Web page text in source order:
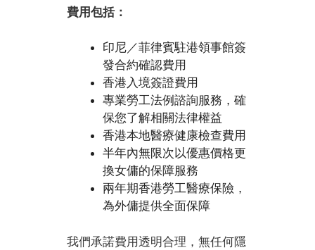
費用包括：
印尼／菲律賓駐港領事館簽
發合約確認費用
香港入境簽證費用
專業勞工法例諮詢服務，確
保您了解相關法律權益
香港本地醫療健康檢查費用
半年內無限次以優惠價格更
換女傭的保障服務
兩年期香港勞工醫療保險，
為外傭提供全面保障
我們承諾費用透明合理，無任何隱